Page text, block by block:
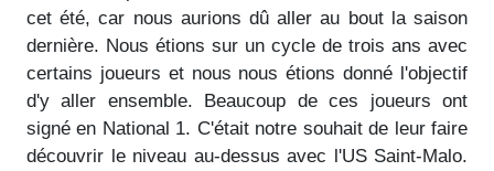
cet été, car nous aurions dû aller au bout la saison
dernière. Nous étions sur un cycle de trois ans avec
certains joueurs et nous nous étions donné l'objectif
d'y aller ensemble. Beaucoup de ces joueurs ont
signé en National 1. C'était notre souhait de leur faire
découvrir le niveau au-dessus avec l'US Saint-Malo.